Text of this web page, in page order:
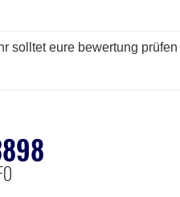
solltet eure bewertung prüfen